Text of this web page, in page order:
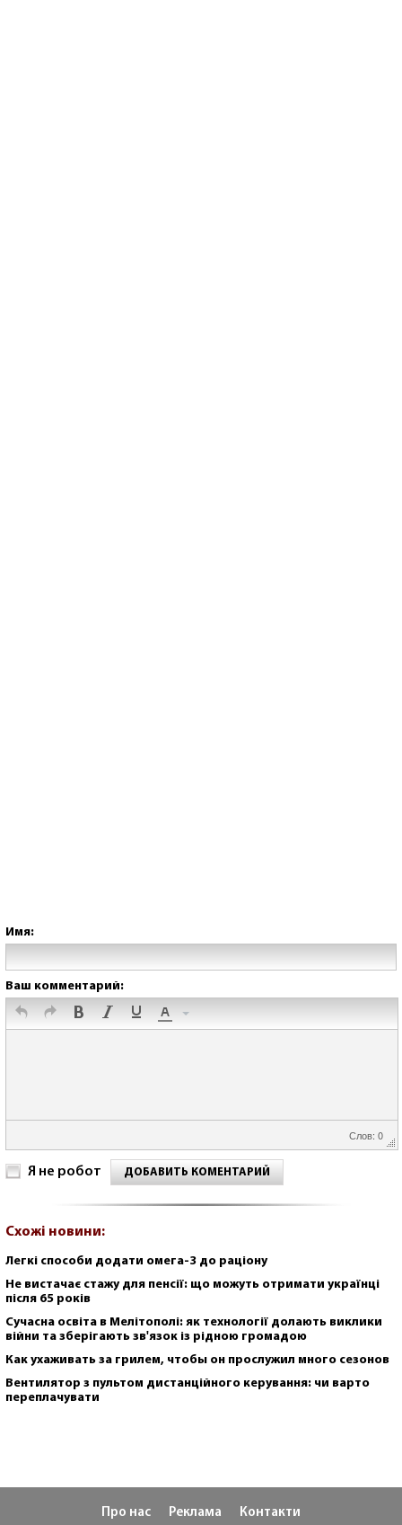
Имя:
Ваш комментарий:
Слов: 0
Я не робот ДОБАВИТЬ КОМЕНТАРИЙ
Схожі новини:
Легкі способи додати омега-3 до раціону
Не вистачає стажу для пенсії: що можуть отримати українці
після 65 років
Сучасна освіта в Мелітополі: як технології долають виклики
війни та зберігають зв'язок із рідною громадою
Как ухаживать за грилем, чтобы он прослужил много сезонов
Вентилятор з пультом дистанційного керування: чи варто
переплачувати
Про нас Реклама Контакти